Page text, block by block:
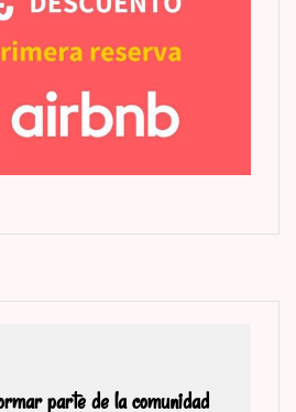
parte de la comunidad